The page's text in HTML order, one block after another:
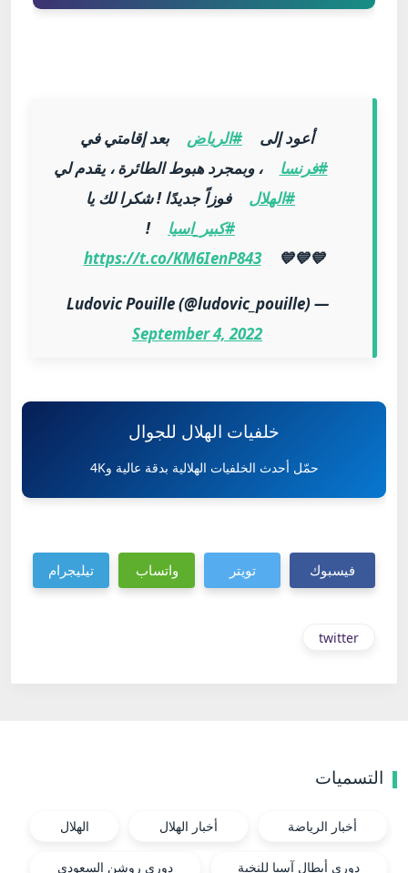
أعود إلى #الرياض
بعد إقامتي في
#فرنسا
، وبمجرد هبوط الطائرة ، يقدم لي
#الهلال
فوزاً جديدًا ! شكرا لك يا
#كبير_اسيا
!
💙💙💙
https://t.co/KM6IenP843
— Ludovic Pouille (@ludovic_pouille)
September 4, 2022
خلفيات الهلال للجوال
حمّل أحدث الخلفيات الهلالية بدقة عالية و4K
فيسبوك تويتر واتساب تيليجرام
twitter
التسميات
أخبار الرياضة أخبار الهلال الهلال
دوري أبطال آسيا للنخبة دوري روشن السعودي